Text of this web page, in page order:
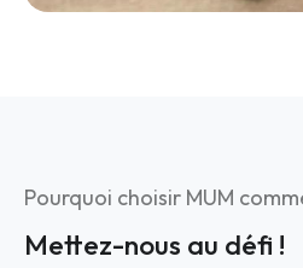
Pourquoi choisir MUM
Mettez-nous au défi !